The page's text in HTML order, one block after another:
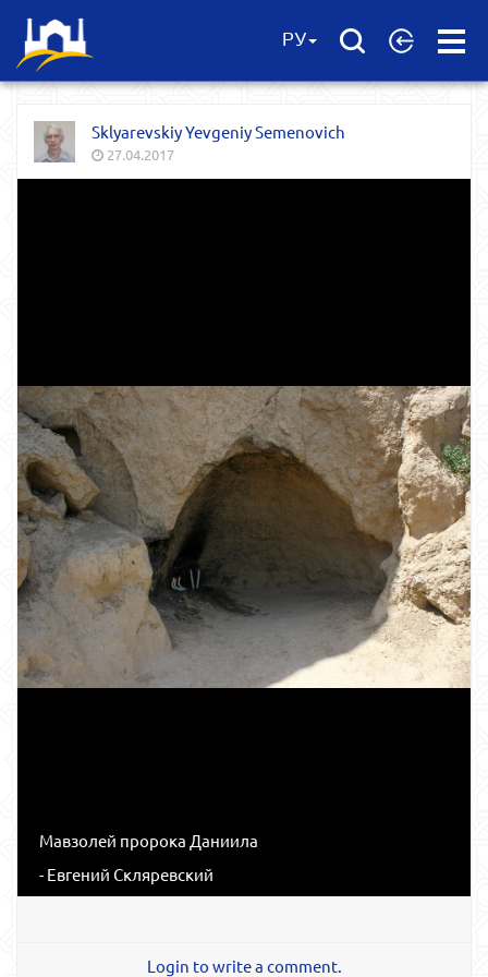
Open
РУ
Sklyarevskiy Yevgeniy Semenovich
27.04.2017
Мавзолей пророка Даниила
- Евгений Скляревский
Login to write a comment.